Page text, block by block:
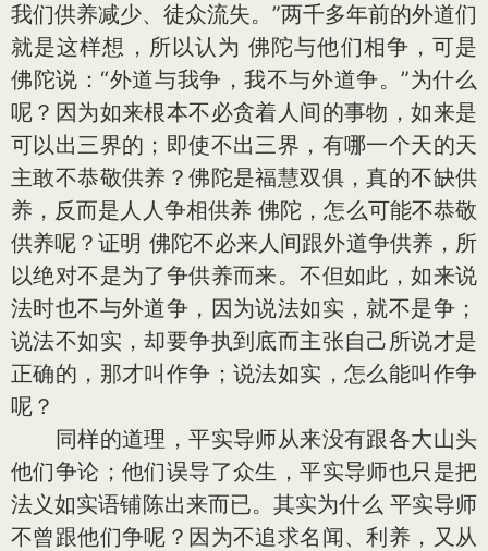
我们供养减少、徒众流失。”两千多年前的外道们
就是这样想，所以认为 佛陀与他们相争，可是
佛陀说：“外道与我争，我不与外道争。”为什么
呢？因为如来根本不必贪着人间的事物，如来是
可以出三界的；即使不出三界，有哪一个天的天
主敢不恭敬供养？佛陀是福慧双俱，真的不缺供
养，反而是人人争相供养 佛陀，怎么可能不恭敬
供养呢？证明 佛陀不必来人间跟外道争供养，所
以绝对不是为了争供养而来。不但如此，如来说
法时也不与外道争，因为说法如实，就不是争；
说法不如实，却要争执到底而主张自己所说才是
正确的，那才叫作争；说法如实，怎么能叫作争
呢？
同样的道理，平实导师从来没有跟各大山头
他们争论；他们误导了众生，平实导师也只是把
法义如实语铺陈出来而已。其实为什么 平实导师
不曾跟他们争呢？因为不追求名闻、利养，又从